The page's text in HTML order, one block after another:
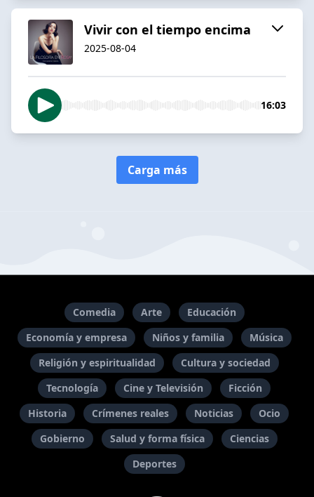
Vivir con el tiempo encima
2025-08-04
16:03
Carga más
Comedia Arte
Educación
Economía y empresa
Niños y familia
Música
Religión y espiritualidad
Cultura y sociedad
Tecnología
Cine y Televisión
Ficción
Historia
Crímenes reales Noticias
Ocio
Gobierno
Salud y forma física
Ciencias
Deportes